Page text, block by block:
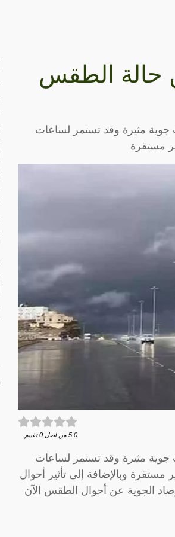
حالة الطقس
جوية مثيرة وقد تستمر لساعات
مستقرة
0
5 من اصل 0 تقييم.
جوية مثيرة وقد تستمر لساعات
وبالإضافة إلى تأثير أحوال
الجوية عن أحوال الطقس الآن